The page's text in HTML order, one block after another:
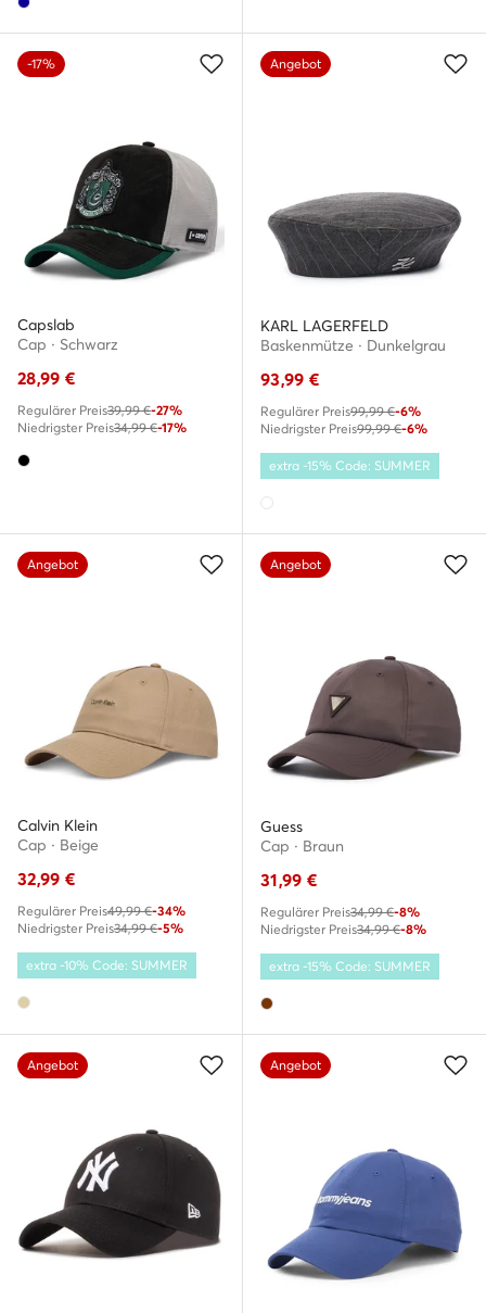
-17%
Capslab
Cap · Schwarz
28,99 €
Regulärer Preis39,99 €-27%
Niedrigster Preis34,99 €-17%
Angebot
KARL LAGERFELD
Baskenmütze · Dunkelgrau
93,99 €
Regulärer Preis99,99 €-6%
Niedrigster Preis99,99 €-6%
extra -15% Code: SUMMER
Angebot
Calvin Klein
Cap · Beige
32,99 €
Regulärer Preis49,99 €-34%
Niedrigster Preis34,99 €-5%
extra -10% Code: SUMMER
Angebot
Guess
Cap · Braun
31,99 €
Regulärer Preis34,99 €-8%
Niedrigster Preis34,99 €-8%
extra -15% Code: SUMMER
Angebot Angebot